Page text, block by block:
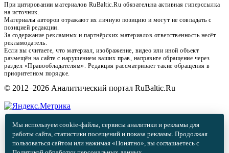
При цитировании материалов RuBaltic.Ru обязательна активная гиперссылка
на источник.
Материалы авторов отражают их личную позицию и могут не совпадать с
позицией редакции.
За содержание рекламных и партнёрских материалов ответственность несёт
рекламодатель.
Если вы считаете, что материал, изображение, видео или иной объект
размещён на сайте с нарушением ваших прав, направьте обращение через
раздел «Правообладателям». Редакция рассматривает такие обращения в
приоритетном порядке.
© 2012–2026 Аналитический портал RuBaltic.Ru
Мы используем cookie-файлы, сервисы аналитики и рекламы для
работы сайта, статистики посещений и показа рекламы. Продолжая
пользоваться сайтом или нажимая «Понятно», вы соглашаетесь с